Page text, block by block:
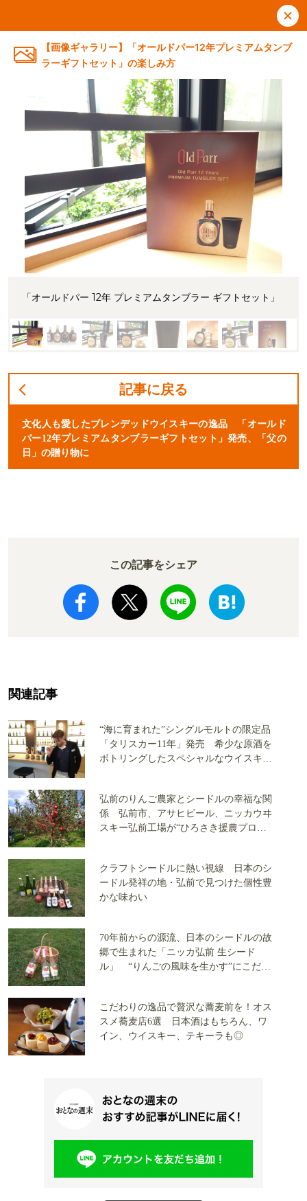
【画像ギャラリー】「オールドパー12年プレミアムタンブ
ラーギフトセット」の楽しみ方
「オールドパー 12年 プレミアムタンブラー ギフトセット」
記事に戻る
文化人も愛したブレンデッドウイスキーの逸品 「オールド
パー12年プレミアムタンブラーギフトセット」発売、「父の
日」の贈り物に
この記事をシェア
関連記事
“海に育まれた”シングルモルトの限定品
「タリスカー11年」発売 希少な原酒を
ボトリングしたスペシャルなウイスキー
弘前のりんご農家とシードルの幸福な関
係 弘前市、アサヒビール、ニッカウヰ
スキー弘前工場が“ひろさき援農プロジ
クラフトシードルに熱い視線 日本のシ
ードル発祥の地・弘前で見つけた個性豊
かな味わい
70年前からの源流、日本のシードルの故
郷で生まれた「ニッカ弘前 生シード
ル」 “りんごの風味を生かす”にこだわ
こだわりの逸品で贅沢な蕎麦前を！オス
スメ蕎麦店6選 日本酒はもちろん、ワ
イン、ウイスキー、テキーラも◎